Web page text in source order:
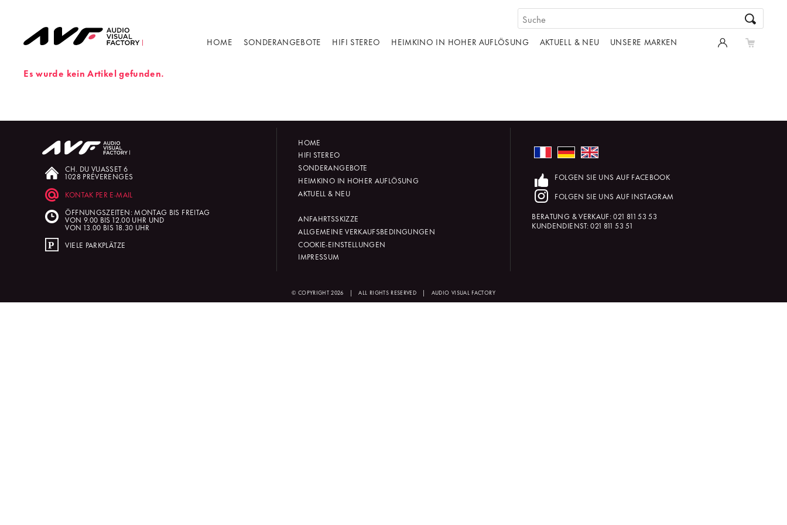
HOME SONDERANGEBOTE HIFI STEREO HEIMKINO IN HOHER AUFLÖSUNG AKTUELL & NEU UNSERE MARKEN
Es wurde kein Artikel gefunden.
CH. DU VUASSET 6
1028 PRÉVERENGES
KONTAK PER E-MAIL
ÖFFNUNGSZEITEN: MONTAG BIS FREITAG
VON 9.00 BIS 12.00 UHR UND
VON 13.00 BIS 18.30 UHR
VIELE PARKPLÄTZE
HOME
HIFI STEREO
SONDERANGEBOTE
HEIMKINO IN HOHER AUFLÖSUNG
AKTUELL & NEU
ANFAHRTSSKIZZE
ALLGEMEINE VERKAUFSBEDINGUNGEN
COOKIE-EINSTELLUNGEN
IMPRESSUM
FOLGEN SIE UNS AUF FACEBOOK
FOLGEN SIE UNS AUF INSTAGRAM
BERATUNG & VERKAUF:021 811 53 53
KUNDENDIENST:021 811 53 51
© COPYRIGHT 2026 | ALL RIGHTS RESERVED | AUDIO VISUAL FACTORY